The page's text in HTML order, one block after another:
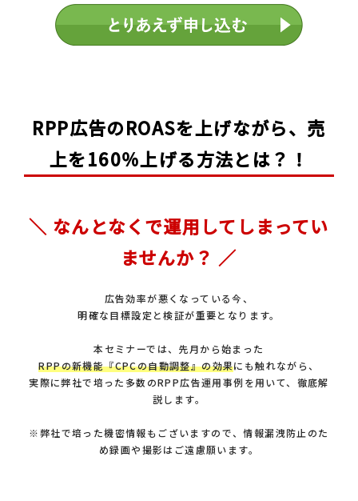
RPP広告のROASを上げながら、売
上を160％上げる方法とは？！
＼ なんとなくで運用してしまってい
ませんか？ ／
広告効率が悪くなっている今、
明確な目標設定と検証が重要となります。
本セミナーでは、先月から始まった
RPPの新機能『CPCの自動調整』の効果にも触れながら、
実際に弊社で培った多数のRPP広告運用事例を用いて、徹底解
説します。
※弊社で培った機密情報もございますので、情報漏洩防止のた
め録画や撮影はご遠慮願います。